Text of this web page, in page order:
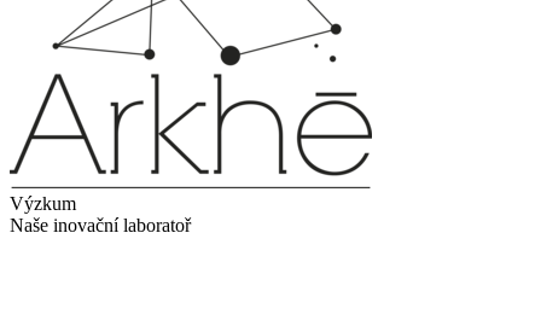
Výzkum
Naše inovační laboratoř